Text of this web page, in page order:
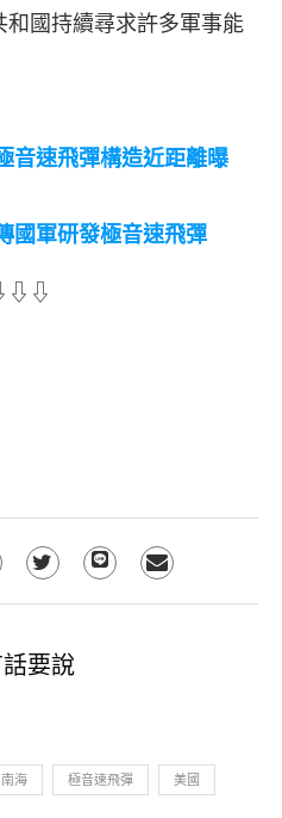
國持續尋求許多軍事能
音速飛彈構造近距離曝
國軍研發極音速飛彈
要說
南海 極音速飛彈 美國